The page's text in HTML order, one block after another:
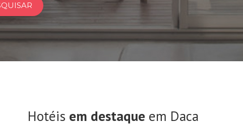
Hotéis em destaque em Daca